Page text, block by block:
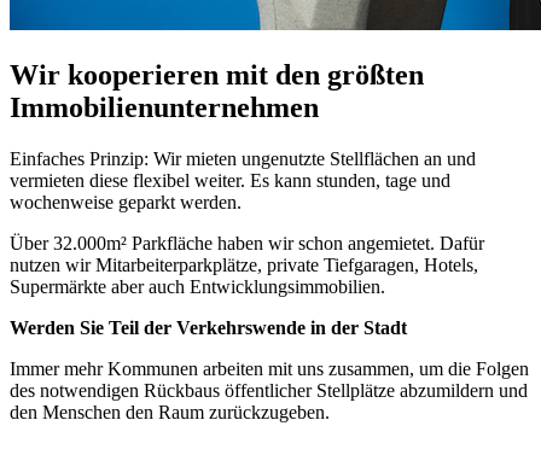
Wir kooperieren mit den größten
Immobilienunternehmen
Einfaches Prinzip: Wir mieten ungenutzte Stellflächen an und
vermieten diese flexibel weiter. Es kann stunden, tage und
wochenweise geparkt werden.
Über 32.000m² Parkfläche haben wir schon angemietet. Dafür
nutzen wir Mitarbeiterparkplätze, private Tiefgaragen, Hotels,
Supermärkte aber auch Entwicklungsimmobilien.
Werden Sie Teil der Verkehrswende in der Stadt
Immer mehr Kommunen arbeiten mit uns zusammen, um die Folgen
des notwendigen Rückbaus öffentlicher Stellplätze abzumildern und
den Menschen den Raum zurückzugeben.